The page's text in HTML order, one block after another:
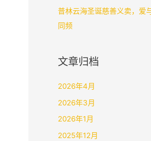
普林云海圣诞慈善义卖，爱
同频
文章归档
2026年4月
2026年3月
2026年1月
2025年12月